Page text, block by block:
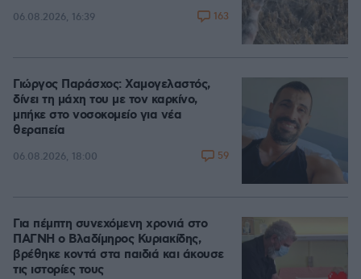
06.08.2026, 16:39 163
Γιώργος Παράσχος: Χαμογελαστός,
δίνει τη μάχη του με τον καρκίνο,
μπήκε στο νοσοκομείο για νέα
θεραπεία
06.08.2026, 18:00 59
Για πέμπτη συνεχόμενη χρονιά στο
ΠΑΓΝΗ ο Βλαδίμηρος Κυριακίδης,
βρέθηκε κοντά στα παιδιά και άκουσε
τις ιστορίες τους